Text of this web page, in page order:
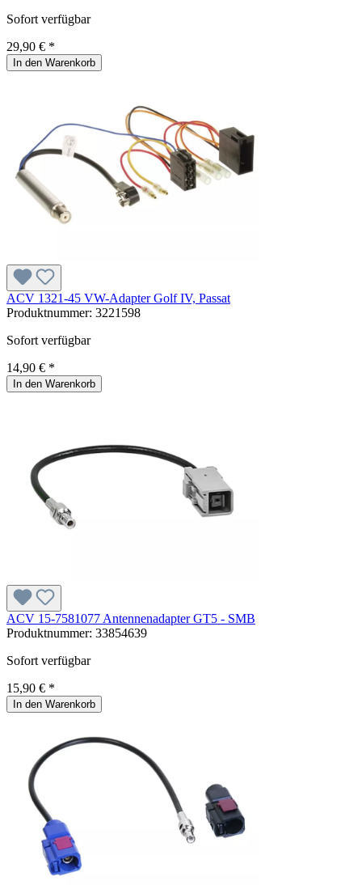
Sofort verfügbar
29,90 € *
In den Warenkorb
ACV 1321-45 VW-Adapter Golf IV, Passat
Produktnummer: 3221598
Sofort verfügbar
14,90 € *
In den Warenkorb
ACV 15-7581077 Antennenadapter GT5 - SMB
Produktnummer: 33854639
Sofort verfügbar
15,90 € *
In den Warenkorb